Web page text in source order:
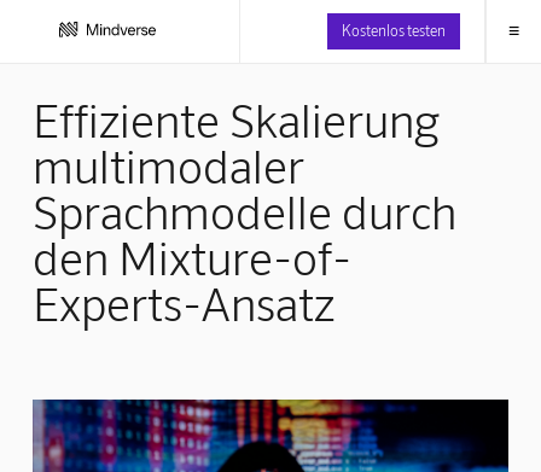
Kostenlos testen ≡
Effiziente Skalierung
multimodaler
Sprachmodelle durch
den Mixture-of-
Experts-Ansatz